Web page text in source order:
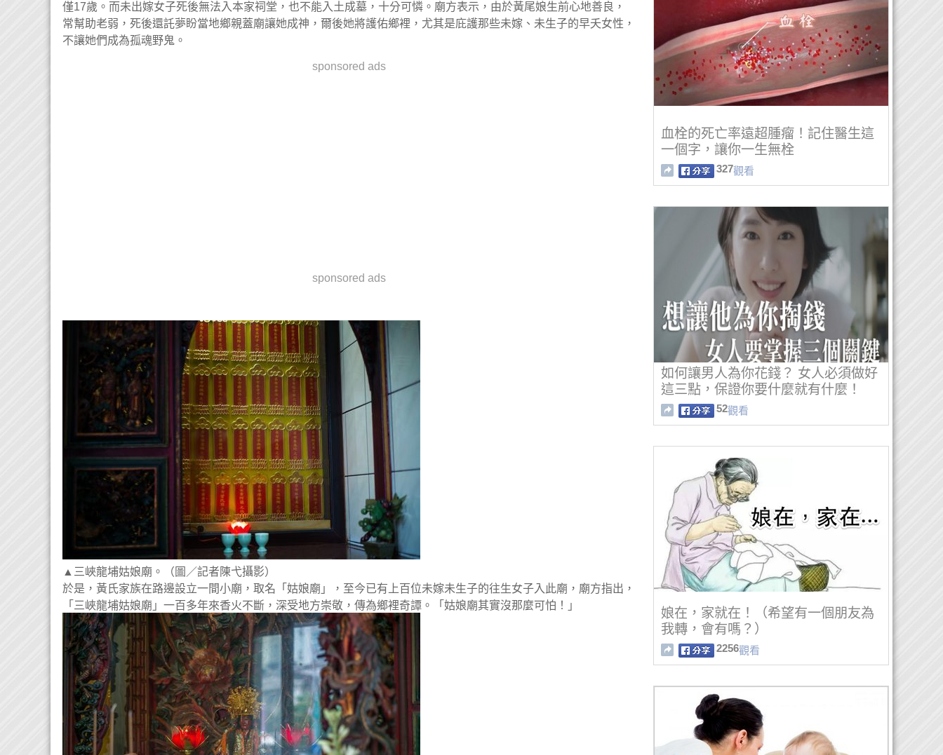
僅17歲。而未出嫁女子死後無法入本家祠堂，也不能入土成墓，十分可憐。廟方表示，由於黃尾娘生前心地善良，
常幫助老弱，死後還託夢盼當地鄉親蓋廟讓她成神，爾後她將護佑鄉裡，尤其是庇護那些未嫁、未生子的早夭女性，
不讓她們成為孤魂野鬼。
sponsored ads
sponsored ads
▲三峽龍埔姑娘廟。（圖／記者陳弋攝影）
於是，黃氏家族在路邊設立一間小廟，取名「姑娘廟」，至今已有上百位未嫁未生子的往生女子入此廟，廟方指出，
「三峽龍埔姑娘廟」一百多年來香火不斷，深受地方崇敬，傳為鄉裡奇譚。「姑娘廟其實沒那麼可怕！」
血栓的死亡率遠超腫瘤！記住醫生這
一個字，讓你一生無栓
327觀看
如何讓男人為你花錢？ 女人必須做好
這三點，保證你要什麼就有什麼！
52觀看
娘在，家就在！（希望有一個朋友為
我轉，會有嗎？）
2256觀看